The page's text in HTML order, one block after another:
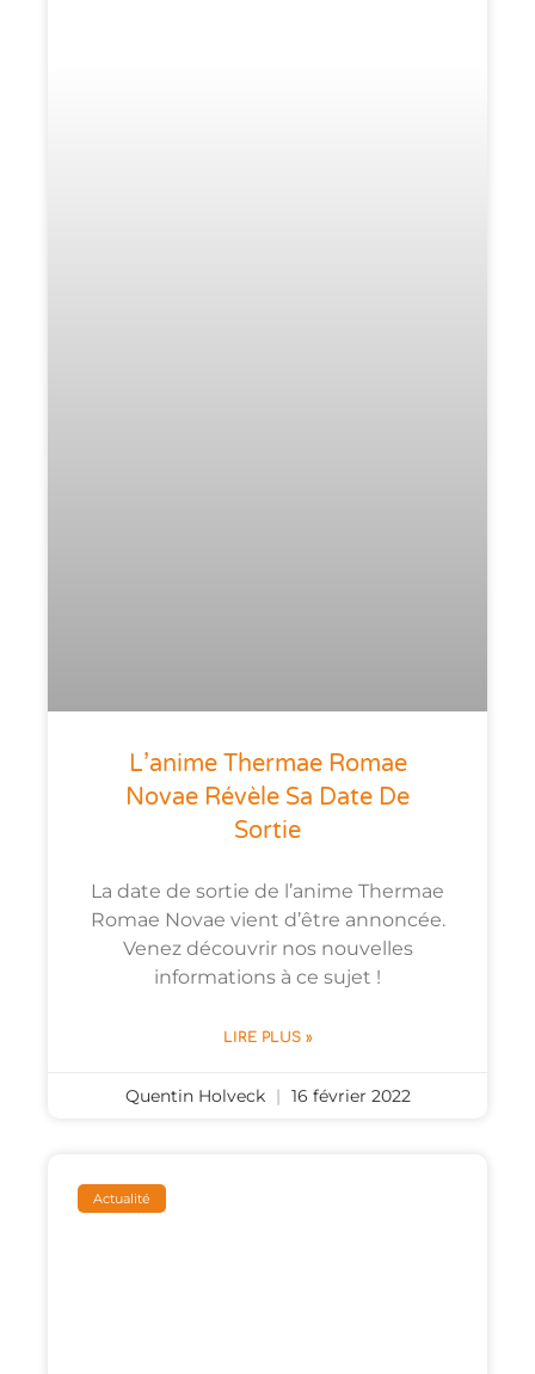
L’anime Thermae Romae
Novae Révèle Sa Date De
Sortie
La date de sortie de l’anime Thermae
Romae Novae vient d’être annoncée.
Venez découvrir nos nouvelles
informations à ce sujet !
LIRE PLUS »
Quentin Holveck 16 février 2022
Actualité